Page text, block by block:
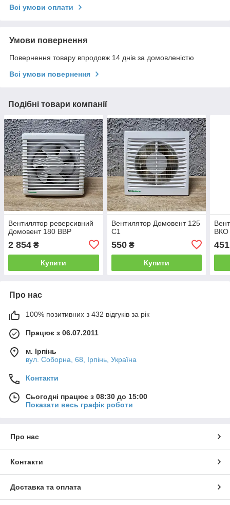
Всі умови оплати
Умови повернення
Повернення товару впродовж 14 днів за домовленістю
Всі умови повернення
Подібні товари компанії
Вентилятор реверсивний
Домовент 180 ВВР
2 854 ₴
Купити
Вентилятор Домовент 125
С1
550₴
Купити
ВКО
451
Про нас
100% позитивних з 432 відгуків за рік
Працює з 06.07.2011
м. Ірпінь
вул. Соборна, 68, Ірпінь, Україна
Контакти
Сьогодні працює з 08:30 до 15:00
Показати весь графік роботи
Про нас
Контакти
Доставка та оплата